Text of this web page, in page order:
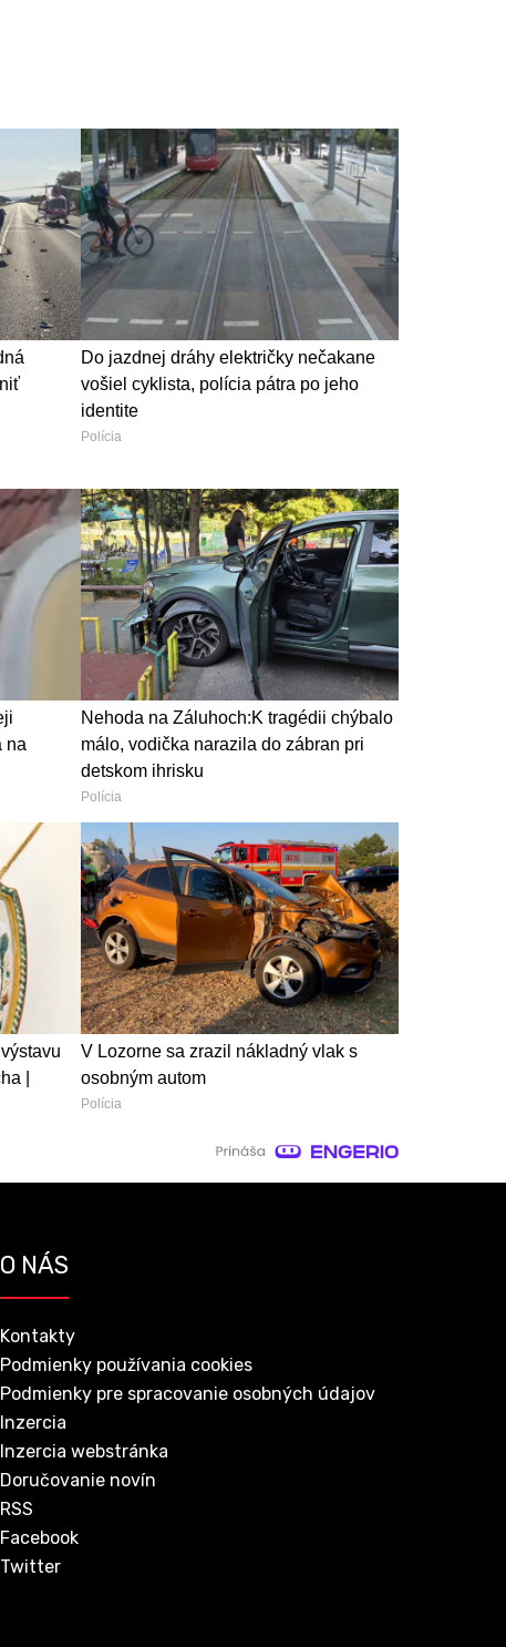
Do jazdnej dráhy električky nečakane
vošiel cyklista, polícia pátra po jeho
identite
Polícia
na
Nehoda na Záluhoch:K tragédii chýbalo
málo, vodička narazila do zábran pri
detskom ihrisku
Polícia
|
V Lozorne sa zrazil nákladný vlak s
osobným autom
Polícia
O NÁS
Kontakty
Podmienky používania cookies
Podmienky pre spracovanie osobných údajov
Inzercia
Inzercia webstránka
Doručovanie novín
RSS
Facebook
Twitter